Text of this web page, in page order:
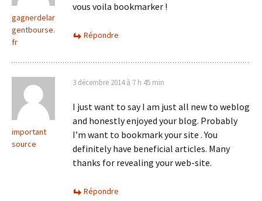
gagnerdelar
gentbourse.
fr
vous voila bookmarker !
Répondre
important
source
3 décembre 2014 à 7 h 45 min
I just want to say I am just all new to weblog
and honestly enjoyed your blog. Probably
I’m want to bookmark your site . You
definitely have beneficial articles. Many
thanks for revealing your web-site.
Répondre